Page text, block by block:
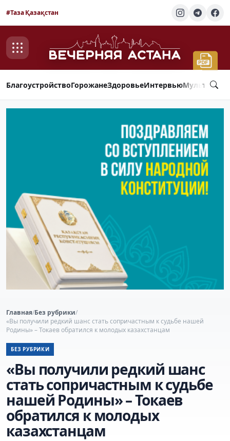
#Таза Қазақстан
БлагоустройствоГорожанеЗдоровьеИнтервью
Главная/Без рубрики/
«Вы получили редкий шанс стать сопричастным к судьбе нашей
Родины» – Токаев обратился к молодых казахстанцам
БЕЗ РУБРИКИ
«Вы получили редкий шанс
стать сопричастным к судьбе
нашей Родины» – Токаев
обратился к молодых
казахстанцам